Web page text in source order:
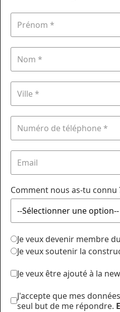
Comment nous as-tu connu
Je veux devenir membre
Je veux soutenir la
Je veux être ajouté à la
J'accepte que mes
seul but de me répondre.